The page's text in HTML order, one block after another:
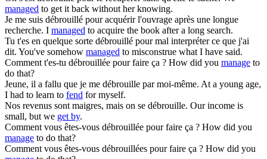
managed to get it back without her knowing.
Je me suis débrouillé pour acquérir l'ouvrage après une longue
recherche. I managed to acquire the book after a long search.
Tu t'es en quelque sorte débrouillé pour mal interpréter ce que j'ai
dit. You've somehow managed to misconstrue what I have said.
Comment t'es-tu débrouillée pour faire ça ? How did you manage to
do that?
Jeune, il a fallu que je me débrouille par moi-même. At a young age,
I had to learn to fend for myself.
Nos revenus sont maigres, mais on se débrouille. Our income is
small, but we get by.
Comment vous êtes-vous débrouillée pour faire ça ? How did you
manage to do that?
Comment vous êtes-vous débrouillées pour faire ça ? How did you